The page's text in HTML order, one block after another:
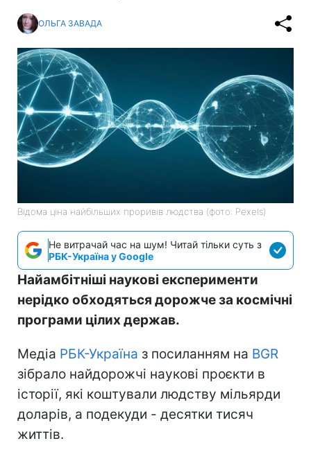
ОЛЬГА ЗАВАДА
Відома ціна найбільших проривів людства (фото: Pexels)
Не витрачай час на шум! Читай тільки суть з
РБК-Україна у Google
Найамбітніші наукові експерименти
нерідко обходяться дорожче за космічні
програми цілих держав.
Медіа РБК-Україна з посиланням на BGR
зібрало найдорожчі наукові проєкти в
історії, які коштували людству мільярди
доларів, а подекуди - десятки тисяч
життів.